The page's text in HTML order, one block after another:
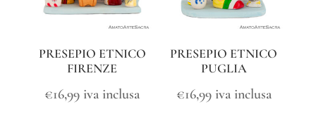
PRESEPIO ETNICO
FIRENZE
€16,99 iva inclusa
PRESEPIO ETNICO
PUGLIA
€16,99 iva inclusa